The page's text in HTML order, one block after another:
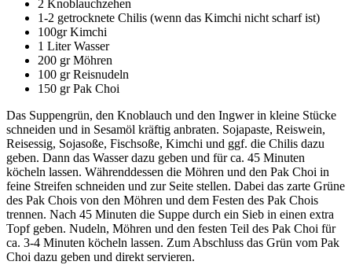
2 Knoblauchzehen
1-2 getrocknete Chilis (wenn das Kimchi nicht scharf ist)
100gr Kimchi
1 Liter Wasser
200 gr Möhren
100 gr Reisnudeln
150 gr Pak Choi
Das Suppengrün, den Knoblauch und den Ingwer in kleine Stücke
schneiden und in Sesamöl kräftig anbraten. Sojapaste, Reiswein,
Reisessig, Sojasoße, Fischsoße, Kimchi und ggf. die Chilis dazu
geben. Dann das Wasser dazu geben und für ca. 45 Minuten
köcheln lassen. Währenddessen die Möhren und den Pak Choi in
feine Streifen schneiden und zur Seite stellen. Dabei das zarte Grüne
des Pak Chois von den Möhren und dem Festen des Pak Chois
trennen. Nach 45 Minuten die Suppe durch ein Sieb in einen extra
Topf geben. Nudeln, Möhren und den festen Teil des Pak Choi für
ca. 3-4 Minuten köcheln lassen. Zum Abschluss das Grün vom Pak
Choi dazu geben und direkt servieren.